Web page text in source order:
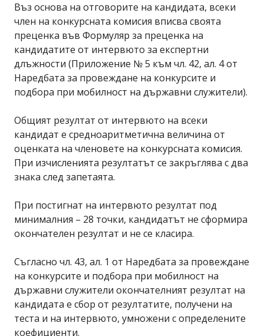
Въз основа на отговорите на кандидата, всеки
член на конкурсната комисия вписва своята
преценка във Формуляр за преценка на
кандидатите от интервюто за експертни
длъжности (Приложение № 5 към чл. 42, ал. 4 от
Наредбата за провеждане на конкурсите и
подбора при мобилност на държавни служители).
Общият резултат от интервюто на всеки
кандидат е средноаритметична величина от
оценката на членовете на конкурсната комисия.
При изчисленията резултатът се закръглява с два
знака след запетаята.
При постигнат на интервюто резултат под
минималния – 28 точки, кандидатът не сформира
окончателен резултат и не се класира.
Съгласно чл. 43, ал. 1 от Наредбата за провеждане
на конкурсите и подбора при мобилност на
държавни служители окончателният резултат на
кандидата е сбор от резултатите, получени на
теста и на интервюто, умножени с определените
коефициенти.